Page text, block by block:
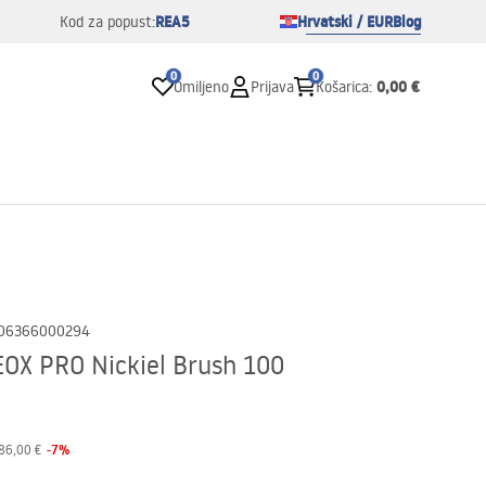
Kod za popust:REA5 Hrvatski / EURBlog
0
Omiljeno Prijava
0
Košarica: 0,00 €
PRO Nickiel Brush 100
€ -7%